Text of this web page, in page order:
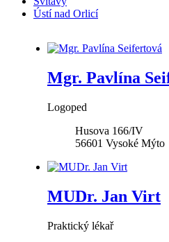
Ústí nad Orlicí
Mgr. Pavlína
Logoped
Husova 166/IV
56601 Vysoké Mýto
MUDr. Jan Virt
Praktický lékař